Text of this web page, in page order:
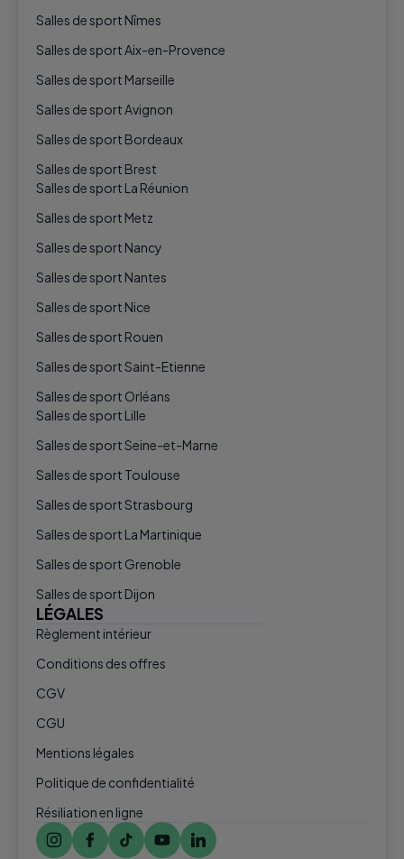
Salles de sport Nîmes
Salles de sport Aix-en-Provence
Salles de sport Marseille
Salles de sport Avignon
Salles de sport Bordeaux
Salles de sport Brest
Salles de sport La Réunion
Salles de sport Metz
Salles de sport Nancy
Salles de sport Nantes
Salles de sport Nice
Salles de sport Rouen
Salles de sport Saint-Etienne
Salles de sport Orléans
Salles de sport Lille
Salles de sport Seine-et-Marne
Salles de sport Toulouse
Salles de sport Strasbourg
Salles de sport La Martinique
Salles de sport Grenoble
Salles de sport Dijon
LÉGALES
Règlement intérieur
Conditions des offres
CGV
CGU
Mentions légales
Politique de confidentialité
Résiliation en ligne